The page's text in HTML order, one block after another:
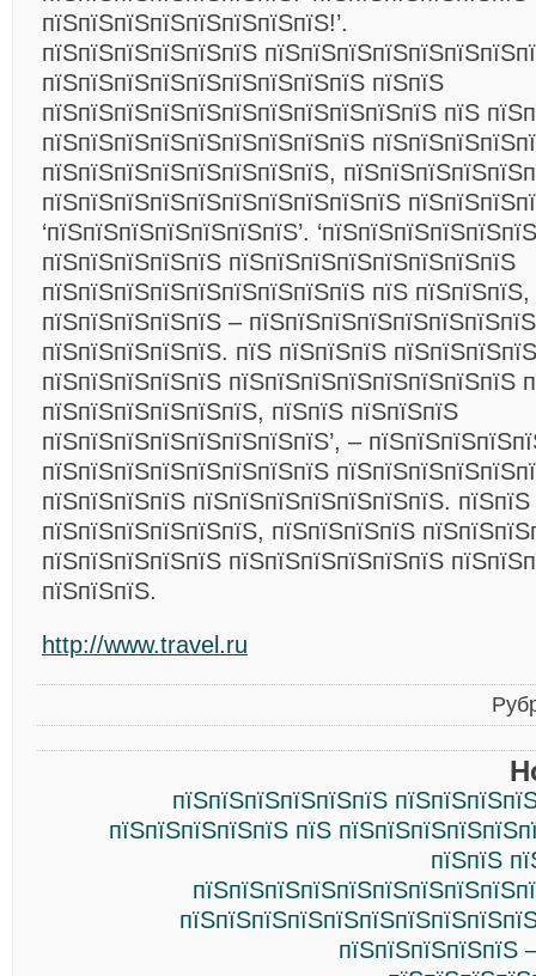
пїЅпїЅпїЅпїЅпїЅпїЅпїЅпїЅ!’.
пїЅпїЅпїЅпїЅпїЅпїЅ
пїЅпїЅпїЅпїЅпїЅпїЅпїЅпїЅпїЅ пїЅпїЅ
пїЅпїЅпїЅпїЅпїЅпїЅпїЅпїЅпїЅпїЅпїЅ пїЅ
пїЅпїЅпїЅпїЅпїЅпїЅпїЅпїЅпїЅ
пїЅпїЅпїЅпїЅпїЅпїЅпїЅпїЅ,
пїЅпїЅпїЅпїЅпїЅпїЅпїЅпїЅпїЅпїЅ
‘пїЅпїЅпїЅпїЅпїЅпїЅпїЅ’.
пїЅпїЅпїЅпїЅпїЅ пїЅпїЅпїЅпїЅпїЅпїЅпїЅпїЅ
пїЅпїЅпїЅпїЅпїЅпїЅпїЅпїЅпїЅ пїЅ
пїЅпїЅпїЅпїЅпїЅ –
пїЅпїЅпїЅпїЅпїЅ. пїЅ пїЅпїЅпїЅ
пїЅпїЅпїЅпїЅпїЅ пїЅпїЅпїЅпїЅпїЅпїЅпїЅпїЅ
пїЅпїЅпїЅпїЅпїЅпїЅ, пїЅпїЅ пїЅпїЅпїЅ
пїЅпїЅпїЅпїЅпїЅпїЅпїЅпїЅ’, –
пїЅпїЅпїЅпїЅпїЅпїЅпїЅпїЅ
пїЅпїЅпїЅпїЅ пїЅпїЅпїЅпїЅпїЅпїЅпїЅ.
пїЅпїЅпїЅпїЅпїЅпїЅ, пїЅпїЅпїЅпїЅ
пїЅпїЅпїЅпїЅпїЅ пїЅпїЅпїЅпїЅпїЅпїЅ
пїЅпїЅпїЅ.
http://www.travel.ru
пїЅпїЅпїЅпїЅпїЅпїЅ
пїЅпїЅпїЅпїЅпїЅ пїЅ
пїЅпїЅ
пїЅпїЅпїЅпїЅпїЅ